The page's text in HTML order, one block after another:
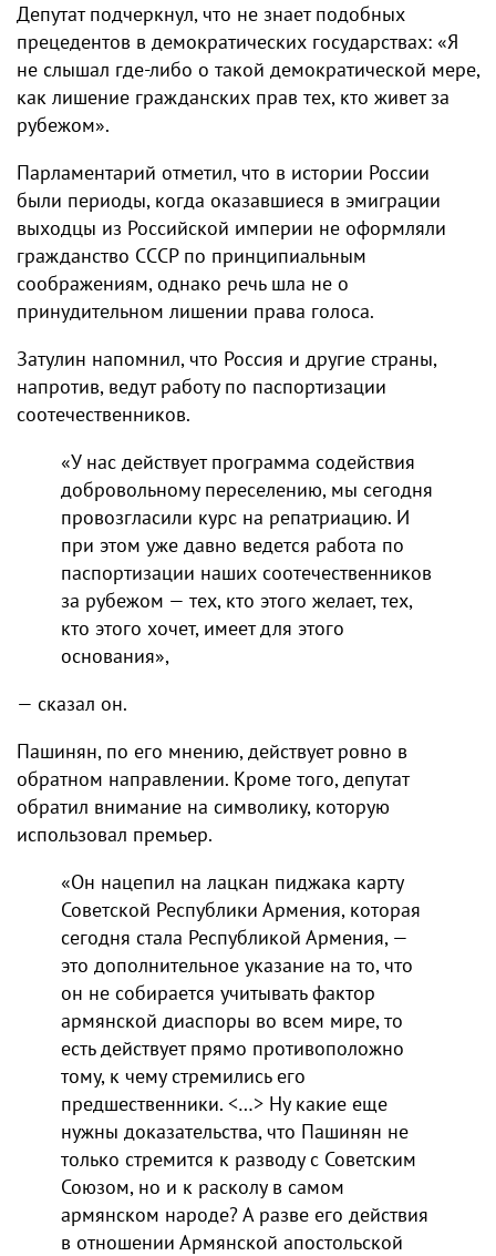
Депутат подчеркнул, что не знает подобных
прецедентов в демократических государствах: «Я
не слышал где-либо о такой демократической мере,
как лишение гражданских прав тех, кто живет за
рубежом».
Парламентарий отметил, что в истории России
были периоды, когда оказавшиеся в эмиграции
выходцы из Российской империи не оформляли
гражданство СССР по принципиальным
соображениям, однако речь шла не о
принудительном лишении права голоса.
Затулин напомнил, что Россия и другие страны,
напротив, ведут работу по паспортизации
соотечественников.
«У нас действует программа содействия
добровольному переселению, мы сегодня
провозгласили курс на репатриацию. И
при этом уже давно ведется работа по
паспортизации наших соотечественников
за рубежом — тех, кто этого желает, тех,
кто этого хочет, имеет для этого
основания»,
— сказал он.
Пашинян, по его мнению, действует ровно в
обратном направлении. Кроме того, депутат
обратил внимание на символику, которую
использовал премьер.
«Он нацепил на лацкан пиджака карту
Советской Республики Армения, которая
сегодня стала Республикой Армения, —
это дополнительное указание на то, что
он не собирается учитывать фактор
армянской диаспоры во всем мире, то
есть действует прямо противоположно
тому, к чему стремились его
предшественники. <…> Ну какие еще
нужны доказательства, что Пашинян не
только стремится к разводу с Советским
Союзом, но и к расколу в самом
армянском народе? А разве его действия
в отношении Армянской апостольской